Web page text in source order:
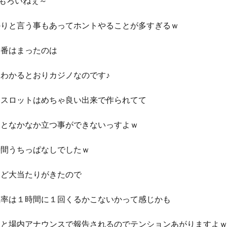
と言う事もあってホントやることが多すぎるｗ
はまったのは
かるとおりカジノなのです♪
ロットはめちゃ良い出来で作られてて
なかなか立つ事ができないっすよｗ
うちっぱなしでしたｗ
大当たりがきたので
は１時間に１回くるかこないかって感じかも
場内アナウンスで報告されるのでテンションあがりますよｗ